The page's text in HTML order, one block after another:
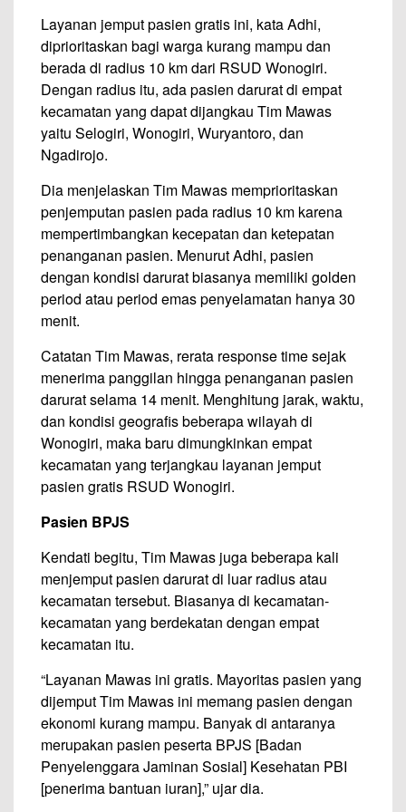
Layanan jemput pasien gratis ini, kata Adhi,
diprioritaskan bagi warga kurang mampu dan
berada di radius 10 km dari RSUD Wonogiri.
Dengan radius itu, ada pasien darurat di empat
kecamatan yang dapat dijangkau Tim Mawas
yaitu Selogiri, Wonogiri, Wuryantoro, dan
Ngadirojo.
Dia menjelaskan Tim Mawas memprioritaskan
penjemputan pasien pada radius 10 km karena
mempertimbangkan kecepatan dan ketepatan
penanganan pasien. Menurut Adhi, pasien
dengan kondisi darurat biasanya memiliki golden
period atau period emas penyelamatan hanya 30
menit.
Catatan Tim Mawas, rerata response time sejak
menerima panggilan hingga penanganan pasien
darurat selama 14 menit. Menghitung jarak, waktu,
dan kondisi geografis beberapa wilayah di
Wonogiri, maka baru dimungkinkan empat
kecamatan yang terjangkau layanan jemput
pasien gratis RSUD Wonogiri.
Pasien BPJS
Kendati begitu, Tim Mawas juga beberapa kali
menjemput pasien darurat di luar radius atau
kecamatan tersebut. Biasanya di kecamatan-
kecamatan yang berdekatan dengan empat
kecamatan itu.
“Layanan Mawas ini gratis. Mayoritas pasien yang
dijemput Tim Mawas ini memang pasien dengan
ekonomi kurang mampu. Banyak di antaranya
merupakan pasien peserta BPJS [Badan
Penyelenggara Jaminan Sosial] Kesehatan PBI
[penerima bantuan iuran],” ujar dia.